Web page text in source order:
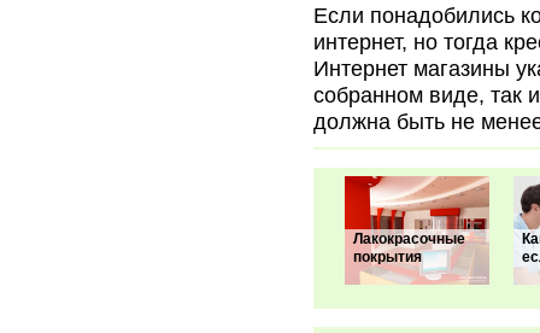
Если понадобились
интернет, но тогда
Интернет магазины
собранном виде, так
должна быть не
Лакокрасочные
покрытия